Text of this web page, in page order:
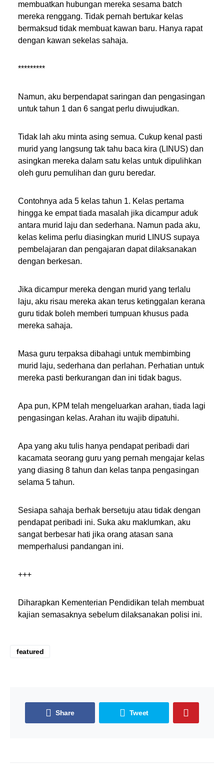
membuatkan hubungan mereka sesama batch
mereka renggang. Tidak pernah bertukar kelas
bermaksud tidak membuat kawan baru. Hanya rapat
dengan kawan sekelas sahaja.
*********
Namun, aku berpendapat saringan dan pengasingan
untuk tahun 1 dan 6 sangat perlu diwujudkan.
Tidak lah aku minta asing semua. Cukup kenal pasti
murid yang langsung tak tahu baca kira (LINUS) dan
asingkan mereka dalam satu kelas untuk dipulihkan
oleh guru pemulihan dan guru beredar.
Contohnya ada 5 kelas tahun 1. Kelas pertama
hingga ke empat tiada masalah jika dicampur aduk
antara murid laju dan sederhana. Namun pada aku,
kelas kelima perlu diasingkan murid LINUS supaya
pembelajaran dan pengajaran dapat dilaksanakan
dengan berkesan.
Jika dicampur mereka dengan murid yang terlalu
laju, aku risau mereka akan terus ketinggalan kerana
guru tidak boleh memberi tumpuan khusus pada
mereka sahaja.
Masa guru terpaksa dibahagi untuk membimbing
murid laju, sederhana dan perlahan. Perhatian untuk
mereka pasti berkurangan dan ini tidak bagus.
Apa pun, KPM telah mengeluarkan arahan, tiada lagi
pengasingan kelas. Arahan itu wajib dipatuhi.
Apa yang aku tulis hanya pendapat peribadi dari
kacamata seorang guru yang pernah mengajar kelas
yang diasing 8 tahun dan kelas tanpa pengasingan
selama 5 tahun.
Sesiapa sahaja berhak bersetuju atau tidak dengan
pendapat peribadi ini. Suka aku maklumkan, aku
sangat berbesar hati jika orang atasan sana
memperhalusi pandangan ini.
+++
Diharapkan Kementerian Pendidikan telah membuat
kajian semasaknya sebelum dilaksanakan polisi ini.
featured
Share Tweet